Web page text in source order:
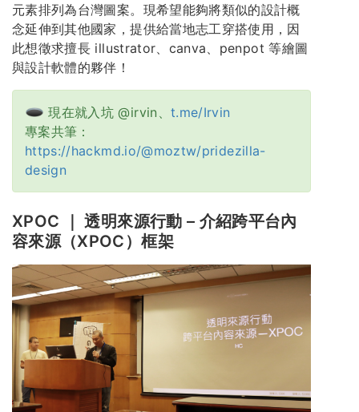
元素排列為台灣圖案。現希望能夠將類似的設計概
念延伸到其他國家，提供給當地志工穿搭使用，因
此想徵求擅長 illustrator、canva、penpot 等繪圖
與設計軟體的夥伴！
現在就入坑 @irvin、 t.me/Irvin
專案共筆：
https://hackmd.io/@moztw/pridezilla-
design
XPOC ｜ 透明來源行動 – 介紹跨平台內
容來源（XPOC）框架